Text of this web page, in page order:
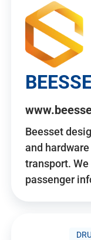
Beesset
and
transport.
passenger